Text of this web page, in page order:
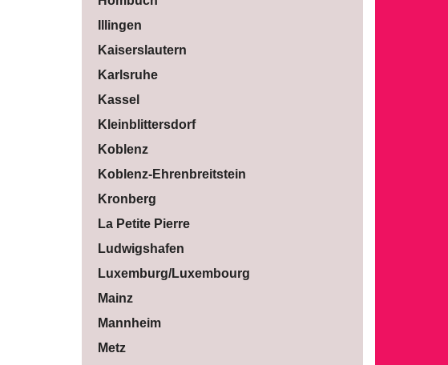
Illingen
Kaiserslautern
Karlsruhe
Kassel
Kleinblittersdorf
Koblenz
Koblenz-Ehrenbreitstein
Kronberg
La Petite Pierre
Ludwigshafen
Luxemburg/Luxembourg
Mainz
Mannheim
Metz